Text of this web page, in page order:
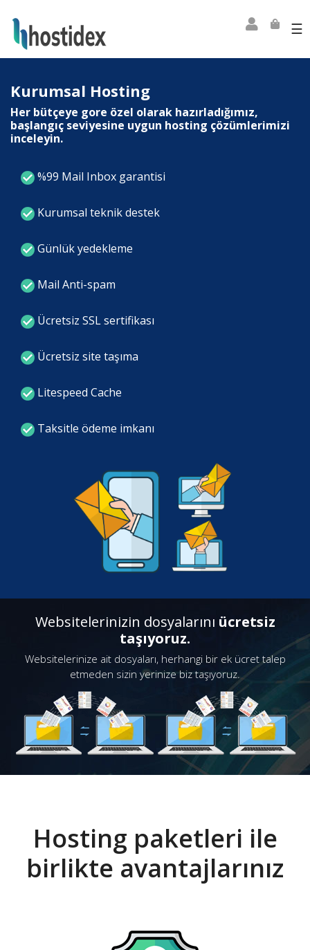
☰
Kurumsal Hosting
Her bütçeye gore özel olarak hazırladığımız,
başlangıç seviyesine uygun hosting çözümlerimizi
inceleyin.
%99 Mail Inbox garantisi
Kurumsal teknik destek
Günlük yedekleme
Mail Anti-spam
Ücretsiz SSL sertifikası
Ücretsiz site taşıma
Litespeed Cache
Taksitle ödeme imkanı
Websitelerinizin dosyalarını ücretsiz
taşıyoruz.
Websitelerinize ait dosyaları, herhangi bir ek ücret talep
etmeden sizin yerinize biz taşıyoruz.
Hosting paketleri ile
birlikte avantajlarınız